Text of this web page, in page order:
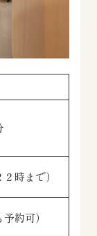
時まで）
約可）